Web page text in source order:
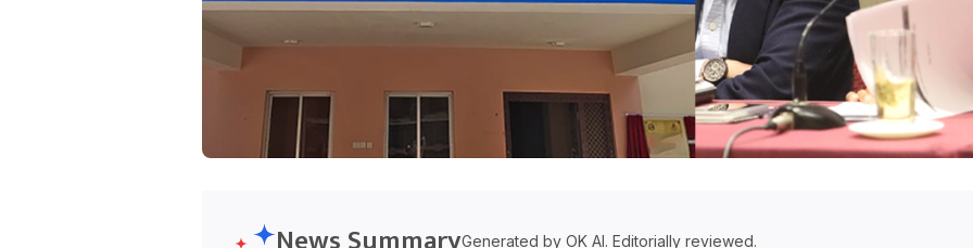
Generated by OK AI. Editorially reviewed.